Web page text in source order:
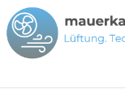
von führenden
bieten Ihnen
kompetente